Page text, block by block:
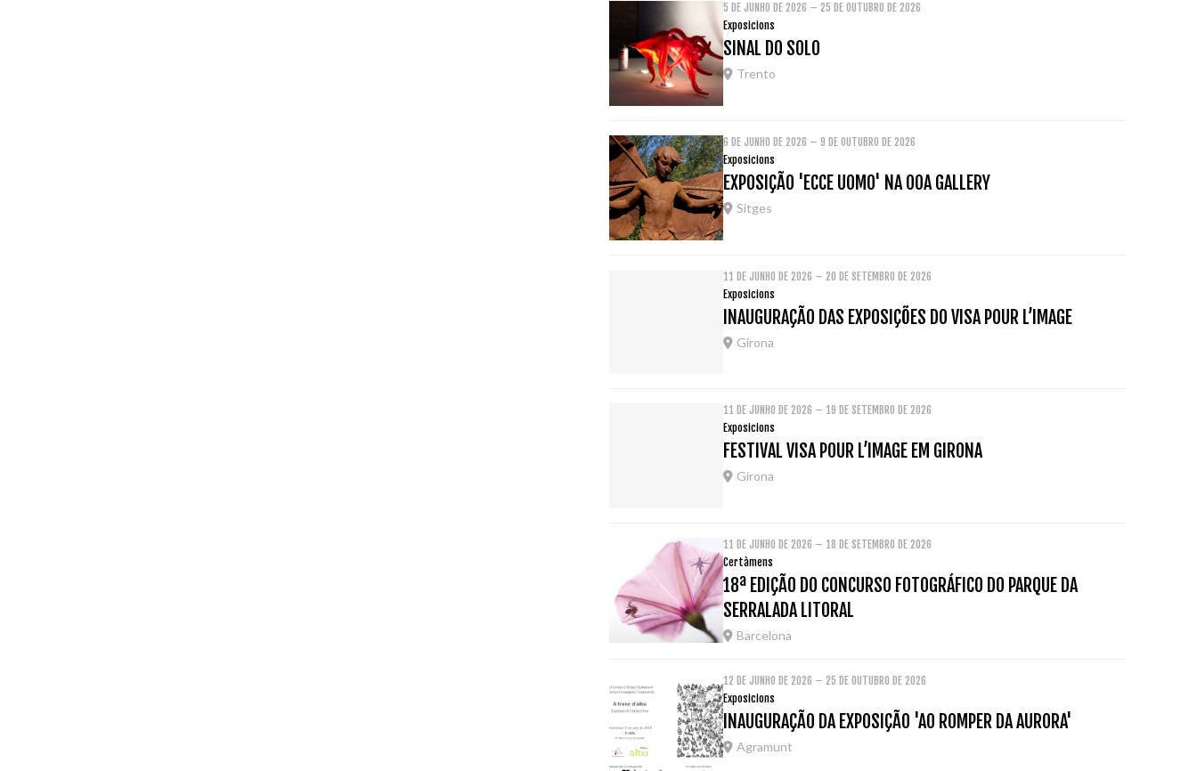
5 DE JUNHO DE 2026 – 25 DE OUTUBRO DE 2026
Exposicions
SINAL DO SOLO
Trento
6 DE JUNHO DE 2026 – 9 DE OUTUBRO DE 2026
Exposicions
EXPOSIÇÃO 'ECCE UOMO' NA OOA GALLERY
Sitges
11 DE JUNHO DE 2026 – 20 DE SETEMBRO DE 2026
Exposicions
INAUGURAÇÃO DAS EXPOSIÇÕES DO VISA POUR L’IMAGE
Girona
11 DE JUNHO DE 2026 – 19 DE SETEMBRO DE 2026
Exposicions
FESTIVAL VISA POUR L’IMAGE EM GIRONA
Girona
11 DE JUNHO DE 2026 – 18 DE SETEMBRO DE 2026
Certàmens
18ª EDIÇÃO DO CONCURSO FOTOGRÁFICO DO PARQUE DA
SERRALADA LITORAL
Barcelona
12 DE JUNHO DE 2026 – 25 DE OUTUBRO DE 2026
Exposicions
INAUGURAÇÃO DA EXPOSIÇÃO 'AO ROMPER DA AURORA'
Agramunt